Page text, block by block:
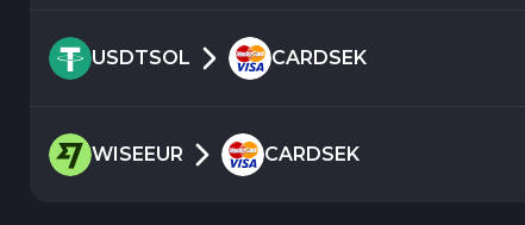
USDTSOL CARDSEK
WISEEUR CARDSEK